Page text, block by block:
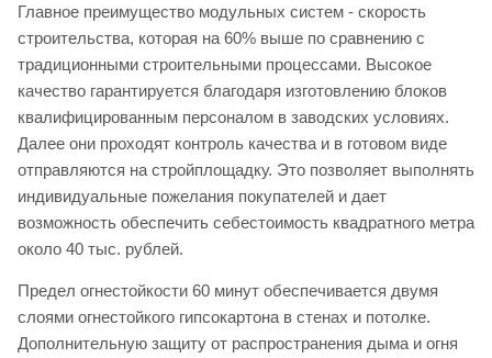
Главное преимущество модульных систем - скорость
строительства, которая на 60% выше по сравнению с
традиционными строительными процессами. Высокое
качество гарантируется благодаря изготовлению блоков
квалифицированным персоналом в заводских условиях.
Далее они проходят контроль качества и в готовом виде
отправляются на стройплощадку. Это позволяет выполнять
индивидуальные пожелания покупателей и дает
возможность обеспечить себестоимость квадратного метра
около 40 тыс. рублей.
Предел огнестойкости 60 минут обеспечивается двумя
слоями огнестойкого гипсокартона в стенах и потолке.
Дополнительную защиту от распространения дыма и огня